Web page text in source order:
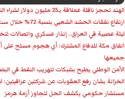
الهند تحجز ناقلة عملاقة بـ25 مليون دولار لشراء النفط العراقي
ارتفاع نفقات الحشد الشعبي بنسبة 72% خلال ست سنوات
ليلة عصيبة في العراق.. إنذار عسكري واتصالات
‏اتفاق مكة للدفاع المشترك: أي هجوم مسلح على
جميعها
الأمن الوطني يطيح بشبكات لتهريب النفط في
الخزانة بشان رفع العقوبات عن شركتين
مستشار حكومي يكشف الحل لتجاوز أزمة هرمز